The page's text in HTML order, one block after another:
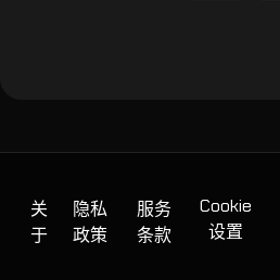
关
于
隐私
政策
服务
条款
Cookie
设置